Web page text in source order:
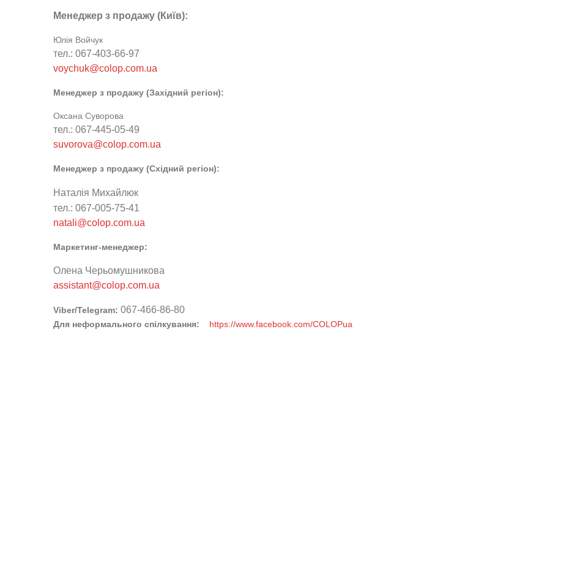
витратні матеріали для
виготовлення печаток та
штампів, продукція для
пломбування.
Менеджер з продажу (Київ):
Юлія Войчук
тел.: 067-403-66-97
voychuk@colop.com.ua
Менеджер з продажу (Західний регіон):
Оксана Суворова
тел.: 067-445-05-49
suvorova@colop.com.ua
Менеджер з продажу (Східний регіон):
Наталія Михайлюк
тел.: 067-005-75-41
natali@colop.com.ua
Маркетинг-менеджер:
Олена Черьомушникова
assistant@colop.com.ua
Viber/Telegram: 067-466-86-80
Для неформального спілкування: https://www.facebook.com/COLOPua